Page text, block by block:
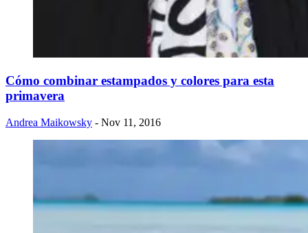
Cómo combinar estampados y colores para esta
primavera
Andrea Maikowsky - Nov 11, 2016